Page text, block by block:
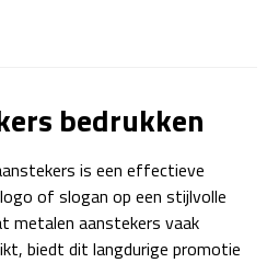
bedrukken
is een effectieve
of slogan op een stijlvolle
metalen aanstekers vaak
biedt dit langdurige promotie